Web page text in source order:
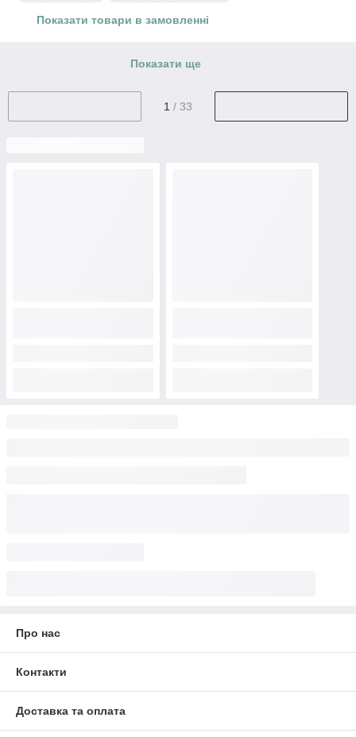
Creality Space Pi Filament Dryer Сушка для філаменту
Показати товари в замовленні
Показати ще
1 / 33
Про нас
Контакти
Доставка та оплата